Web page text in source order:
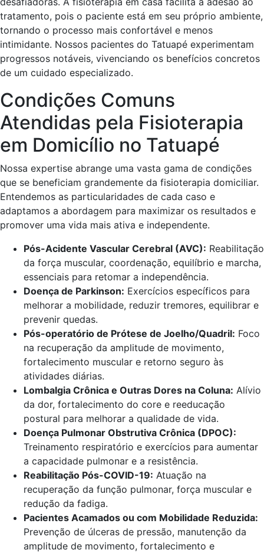
tratamento, pois o paciente está em seu próprio ambiente,
tornando o processo mais confortável e menos
intimidante. Nossos pacientes do Tatuapé experimentam
progressos notáveis, vivenciando os benefícios concretos
de um cuidado especializado.
Condições Comuns
Atendidas pela Fisioterapia
em Domicílio no Tatuapé
Nossa expertise abrange uma vasta gama de condições
que se beneficiam grandemente da fisioterapia domiciliar.
Entendemos as particularidades de cada caso e
adaptamos a abordagem para maximizar os resultados e
promover uma vida mais ativa e independente.
Pós-Acidente Vascular Cerebral (AVC): Reabilitação
da força muscular, coordenação, equilíbrio e marcha,
essenciais para retomar a independência.
Doença de Parkinson: Exercícios específicos para
melhorar a mobilidade, reduzir tremores, equilibrar e
prevenir quedas.
Pós-operatório de Prótese de Joelho/Quadril: Foco
na recuperação da amplitude de movimento,
fortalecimento muscular e retorno seguro às
atividades diárias.
Lombalgia Crônica e Outras Dores na Coluna: Alívio
da dor, fortalecimento do core e reeducação
postural para melhorar a qualidade de vida.
Doença Pulmonar Obstrutiva Crônica (DPOC):
Treinamento respiratório e exercícios para aumentar
a capacidade pulmonar e a resistência.
Reabilitação Pós-COVID-19: Atuação na
recuperação da função pulmonar, força muscular e
redução da fadiga.
Pacientes Acamados ou com Mobilidade Reduzida:
Prevenção de úlceras de pressão, manutenção da
amplitude de movimento, fortalecimento e